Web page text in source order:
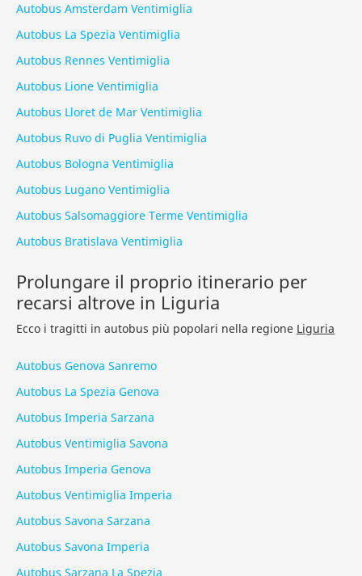
Autobus Amsterdam Ventimiglia
Autobus La Spezia Ventimiglia
Autobus Rennes Ventimiglia
Autobus Lione Ventimiglia
Autobus Lloret de Mar Ventimiglia
Autobus Ruvo di Puglia Ventimiglia
Autobus Bologna Ventimiglia
Autobus Lugano Ventimiglia
Autobus Salsomaggiore Terme Ventimiglia
Autobus Bratislava Ventimiglia
Prolungare il proprio itinerario per
recarsi altrove in Liguria
Ecco i tragitti in autobus più popolari nella regione Liguria
Autobus Genova Sanremo
Autobus La Spezia Genova
Autobus Imperia Sarzana
Autobus Ventimiglia Savona
Autobus Imperia Genova
Autobus Ventimiglia Imperia
Autobus Savona Sarzana
Autobus Savona Imperia
Autobus Sarzana La Spezia